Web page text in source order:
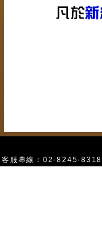
客服專線：02-8245-8318